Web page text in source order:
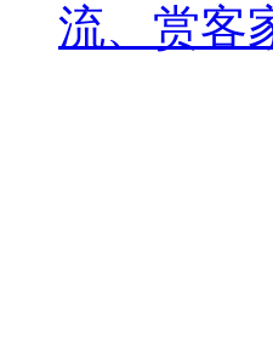
流、赏客